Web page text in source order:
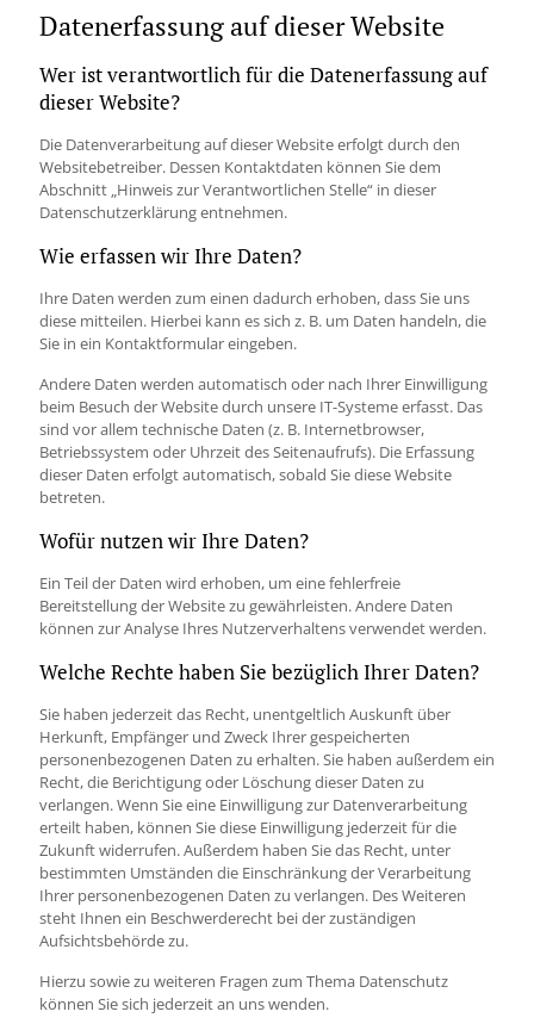
Datenerfassung auf dieser Website
Wer ist verantwortlich für die Datenerfassung auf
dieser Website?
Die Datenverarbeitung auf dieser Website erfolgt durch den
Websitebetreiber. Dessen Kontaktdaten können Sie dem
Abschnitt „Hinweis zur Verantwortlichen Stelle“ in dieser
Datenschutzerklärung entnehmen.
Wie erfassen wir Ihre Daten?
Ihre Daten werden zum einen dadurch erhoben, dass Sie uns
diese mitteilen. Hierbei kann es sich z. B. um Daten handeln, die
Sie in ein Kontaktformular eingeben.
Andere Daten werden automatisch oder nach Ihrer Einwilligung
beim Besuch der Website durch unsere IT-Systeme erfasst. Das
sind vor allem technische Daten (z. B. Internetbrowser,
Betriebssystem oder Uhrzeit des Seitenaufrufs). Die Erfassung
dieser Daten erfolgt automatisch, sobald Sie diese Website
betreten.
Wofür nutzen wir Ihre Daten?
Ein Teil der Daten wird erhoben, um eine fehlerfreie
Bereitstellung der Website zu gewährleisten. Andere Daten
können zur Analyse Ihres Nutzerverhaltens verwendet werden.
Welche Rechte haben Sie bezüglich Ihrer Daten?
Sie haben jederzeit das Recht, unentgeltlich Auskunft über
Herkunft, Empfänger und Zweck Ihrer gespeicherten
personenbezogenen Daten zu erhalten. Sie haben außerdem ein
Recht, die Berichtigung oder Löschung dieser Daten zu
verlangen. Wenn Sie eine Einwilligung zur Datenverarbeitung
erteilt haben, können Sie diese Einwilligung jederzeit für die
Zukunft widerrufen. Außerdem haben Sie das Recht, unter
bestimmten Umständen die Einschränkung der Verarbeitung
Ihrer personenbezogenen Daten zu verlangen. Des Weiteren
steht Ihnen ein Beschwerderecht bei der zuständigen
Aufsichtsbehörde zu.
Hierzu sowie zu weiteren Fragen zum Thema Datenschutz
können Sie sich jederzeit an uns wenden.